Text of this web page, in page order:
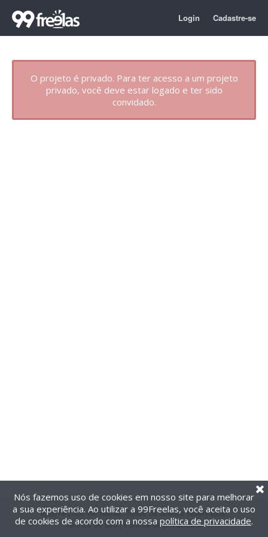
Login Cadastre-se
O projeto é privado. Para ter acesso a um projeto
privado, você deve estar logado e ter sido
convidado.
@2014-2026 99Freelas. Todos os direitos reservados.
Termos de uso| Política de privacidade
Nós fazemos uso de cookies em nosso site para melhorar
a sua experiência. Ao utilizar a 99Freelas, você aceita o uso
de cookies de acordo com a nossa política de privacidade.